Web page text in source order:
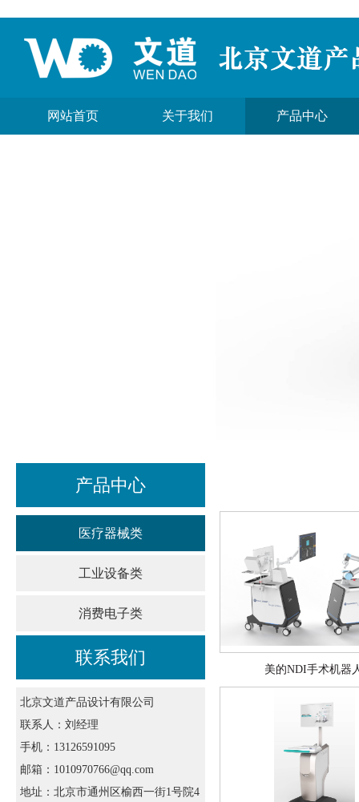
网站首页 关于我们 产品中心
产品中心
医疗器械类
工业设备类
消费电子类
联系我们
北京文道产品设计有限公司
联系人：刘经理
手机：13126591095
邮箱：1010970766@qq.com
地址：北京市通州区榆西一街1号院4
美的NDI手术机器